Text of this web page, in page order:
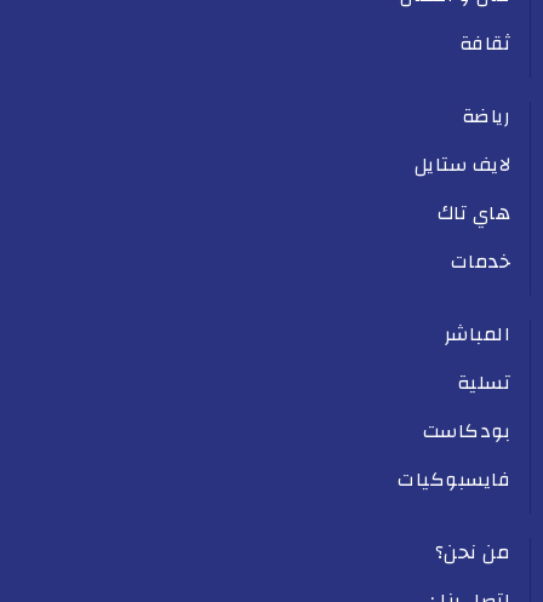
ثقافة
رياضة
لايف ستايل
هاي تاك
خدمات
المباشر
تسلية
بودكاست
فايسبوكيات
من نحن؟